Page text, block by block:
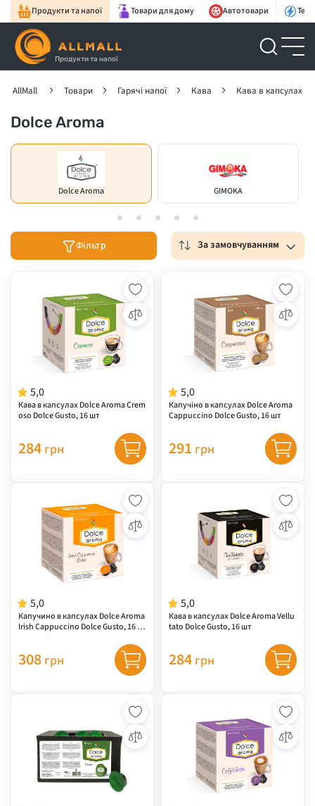
Продукти та напої Товари для дому Автотовари
Продукти та напої
AllMall Товари Гарячі напої Кава Кава в капсулах
Dolce Aroma
Dolce Aroma GIMOKA
Фільтр За замовчуванням
5,0
Кава в капсулах Dolce Aroma Crem
oso Dolce Gusto, 16 шт
284 грн
5,0
Капучіно в капсулах Dolce Aroma
Сappuccino Dolce Gusto, 16 шт
291 грн
5,0
Капучино в капсулах Dolce Aroma
Irish Сappuccino Dolce Gusto, 16 ш
308 грн
5,0
Кава в капсулах Dolce Aroma Vellu
tato Dolce Gusto, 16 шт
284 грн